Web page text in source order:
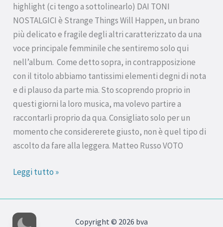
highlight (ci tengo a sottolinearlo) DAI TONI
NOSTALGICI è Strange Things Will Happen, un brano
più delicato e fragile degli altri caratterizzato da una
voce principale femminile che sentiremo solo qui
nell’album. Come detto sopra, in contrapposizione
con il titolo abbiamo tantissimi elementi degni di nota
e di plauso da parte mia. Sto scoprendo proprio in
questi giorni la loro musica, ma volevo partire a
raccontarli proprio da qua. Consigliato solo per un
momento che considererete giusto, non è quel tipo di
ascolto da fare alla leggera. Matteo Russo VOTO
Leggi tutto »
Copyright © 2026 bva